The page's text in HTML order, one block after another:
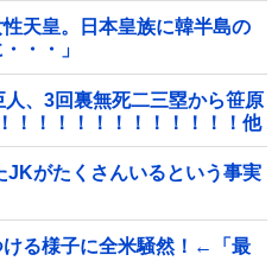
天皇。日本皇族に韓半島の
・・」
人、3回裏無死二三塁から笹原
！！！！！！！！！！！！他
JKがたくさんいるという事実
る様子に全米騒然！←「最